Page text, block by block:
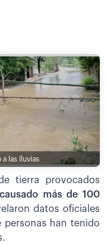
las lluvias
tierra provocados
más de 100
datos oficiales
personas han tenido